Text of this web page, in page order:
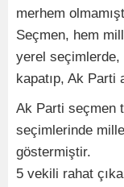
merhem
Seçmen, hem
yerel seçimlerde,
kapatıp, Ak Parti
Ak Parti seçmen
seçimlerinde
göstermiştir.
5 vekili rahat